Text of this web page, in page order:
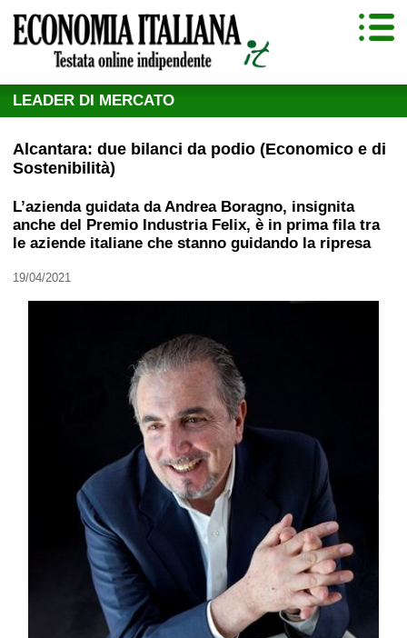
LEADER DI MERCATO
Alcantara: due bilanci da podio (Economico e di
Sostenibilità)
L’azienda guidata da Andrea Boragno, insignita
anche del Premio Industria Felix, è in prima fila tra
le aziende italiane che stanno guidando la ripresa
19/04/2021